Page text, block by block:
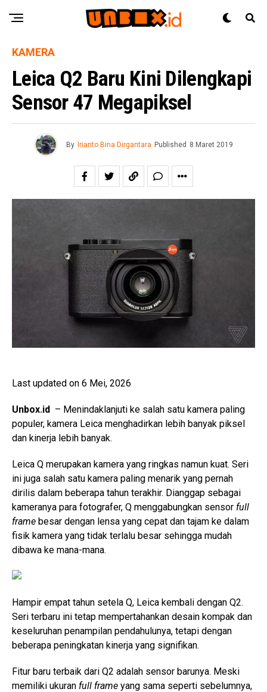
KAMERA
Leica Q2 Baru Kini Dilengkapi
Sensor 47 Megapiksel
By Irianto Bina Dirgantara Published 8 Maret 2019
Last updated on 6 Mei, 2026
Unbox.id – Menindaklanjuti ke salah satu kamera paling
populer, kamera Leica menghadirkan lebih banyak piksel
dan kinerja lebih banyak.
Leica Q merupakan kamera yang ringkas namun kuat. Seri
ini juga salah satu kamera paling menarik yang pernah
dirilis dalam beberapa tahun terakhir. Dianggap sebagai
kameranya para fotografer, Q menggabungkan sensor full
frame besar dengan lensa yang cepat dan tajam ke dalam
fisik kamera yang tidak terlalu besar sehingga mudah
dibawa ke mana-mana.
Hampir empat tahun setela Q, Leica kembali dengan Q2.
Seri terbaru ini tetap mempertahankan desain kompak dan
keseluruhan penampilan pendahulunya, tetapi dengan
beberapa peningkatan kinerja yang signifikan.
Fitur baru terbaik dari Q2 adalah sensor barunya. Meski
memiliki ukuran full frame yang sama seperti sebelumnya,